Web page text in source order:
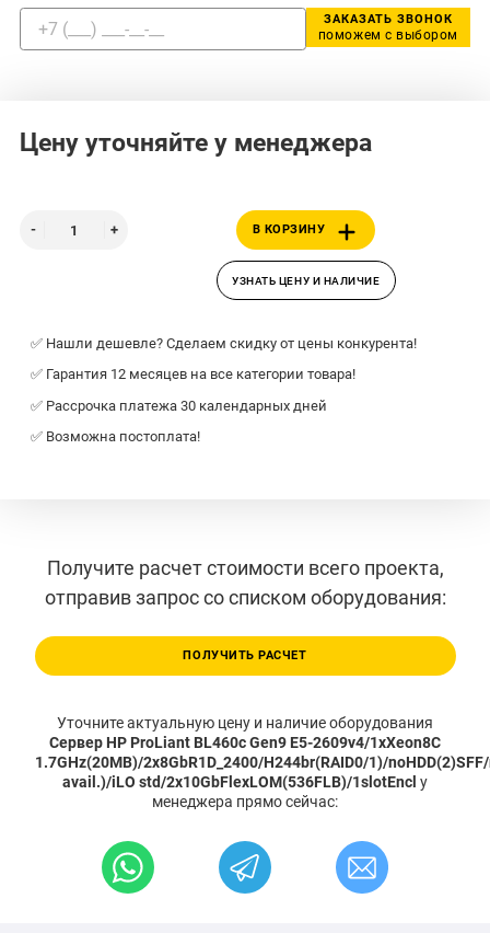
ЗАКАЗАТЬ ЗВОНОК
поможем с выбором
Цену уточняйте у менеджера
В КОРЗИНУ
УЗНАТЬ ЦЕНУ И НАЛИЧИЕ
✅ Нашли дешевле? Сделаем скидку от цены конкурента!
✅ Гарантия 12 месяцев на все категории товара!
✅ Рассрочка платежа 30 календарных дней
✅ Возможна постоплата!
Получите расчет стоимости всего проекта,
отправив запрос со списком оборудования:
ПОЛУЧИТЬ РАСЧЕТ
Уточните актуальную цену и наличие оборудования
Сервер HP ProLiant BL460c Gen9 E5-2609v4/1xXeon8C
1.7GHz(20MB)/2x8GbR1D_2400/H244br(RAID0/1)/
avail.)/iLO std/2x10GbFlexLOM(536FLB)/1slotEncl у
менеджера прямо сейчас: